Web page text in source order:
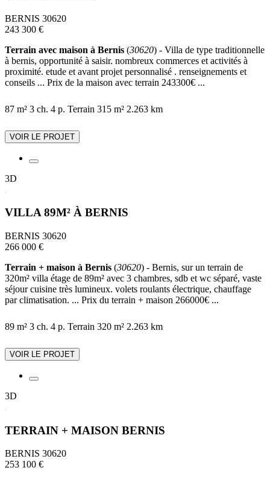
BERNIS 30620
243 300 €
Terrain avec maison à Bernis (30620) - Villa de type traditionnelle
à bernis, opportunité à saisir. nombreux commerces et activités à
proximité. etude et avant projet personnalisé . renseignements et
conseils ... Prix de la maison avec terrain 243300€ ...
87 m² 3 ch. 4 p. Terrain 315 m² 2.263 km
VOIR LE PROJET
3D
VILLA 89M² À BERNIS
BERNIS 30620
266 000 €
Terrain + maison à Bernis (30620) - Bernis, sur un terrain de
320m² villa étage de 89m² avec 3 chambres, sdb et wc séparé, vaste
séjour cuisine très lumineux. volets roulants électrique, chauffage
par climatisation. ... Prix du terrain + maison 266000€ ...
89 m² 3 ch. 4 p. Terrain 320 m² 2.263 km
VOIR LE PROJET
3D
TERRAIN + MAISON BERNIS
BERNIS 30620
253 100 €